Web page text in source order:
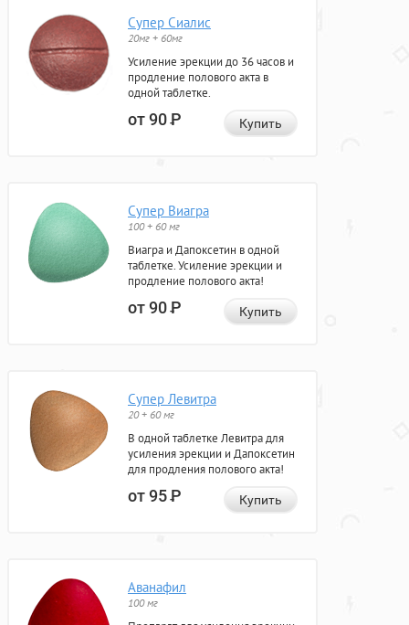
Супер Сиалис
20мг + 60мг
Усиление эрекции до 36 часов и
продление полового акта в
одной таблетке.
от 90Р Купить
Супер Виагра
100 + 60 мг
Виагра и Дапоксетин в одной
таблетке. Усиление эрекции и
продление полового акта!
от 90Р Купить
Супер Левитра
20 + 60 мг
В одной таблетке Левитра для
усиления эрекции и Дапоксетин
для продления полового акта!
от 95Р Купить
Аванафил
100 мг